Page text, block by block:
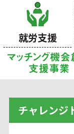
就労支援
チャレンジ